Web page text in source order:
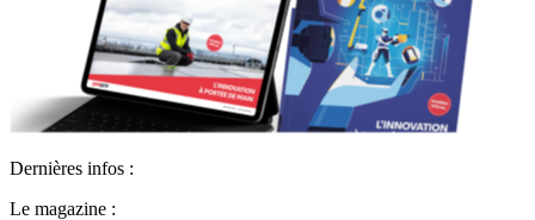
Dernières infos :
Le magazine :